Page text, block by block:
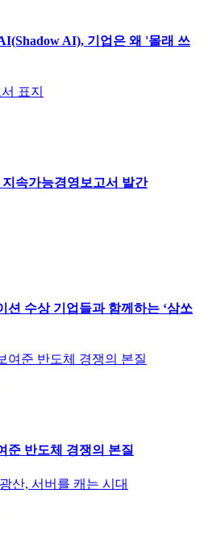
AI), 기업은 왜 '몰래 쓰
속가능경영보고서 발간
션 수상 기업들과 함께하는 ‘삼쏘
준 반도체 경쟁의 본질